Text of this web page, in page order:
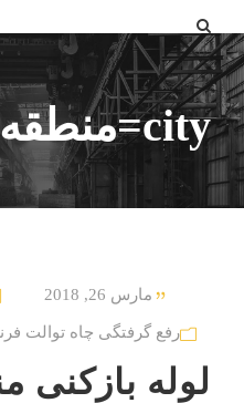
city=منطقه 12
مارس 26, 2018
رفع گرفتگی چاه توالت